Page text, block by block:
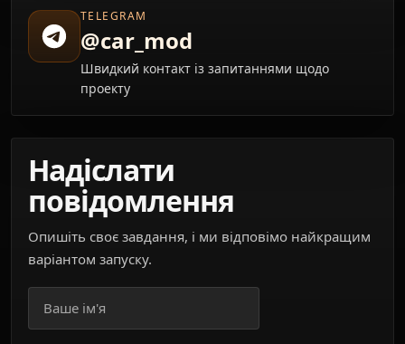
TELEGRAM
@car_mod
Швидкий контакт із запитаннями щодо
проекту
Надіслати
повідомлення
Опишіть своє завдання, і ми відповімо найкращим
варіантом запуску.